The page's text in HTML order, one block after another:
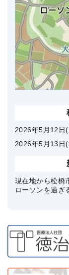
2026年5月12日
2026年5月13日
現在地から松橋
ローソンを過ぎ